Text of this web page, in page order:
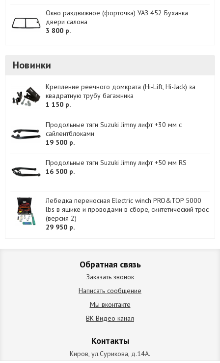
Окно раздвижное (форточка) УАЗ 452 Буханка
двери салона
3 800 р.
Новинки
Крепление реечного домкрата (Hi-Lift, Hi-Jack) за
квадратную трубу багажника
1 150 р.
Продольные тяги Suzuki Jimny лифт +30 мм с
сайлентблоками
19 500 р.
Продольные тяги Suzuki Jimny лифт +50 мм RS
16 500 р.
Лебедка переносная Electric winch PRO&TOP 5000
lbs в ящике и проводами в сборе, синтетический трос
(версия 2)
29 950 р.
Обратная связь
Заказать звонок
Написать сообщение
Мы вконтакте
ВК Видео канал
Контакты
Киров, ул.Сурикова, д.14А.